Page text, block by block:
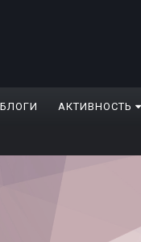
БЛОГИ АКТИВНОСТЬ